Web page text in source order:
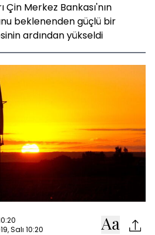
Merkez Bankası'nın
beklenenden güçlü bir
ardından yükseldi
Salı 10:20